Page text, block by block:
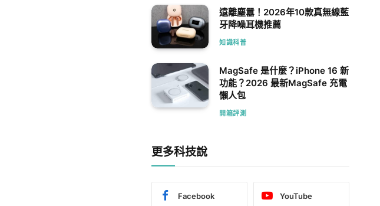
遠離塵囂！2026年10款真無線藍
牙降噪耳機推薦
知識科普
MagSafe 是什麼？iPhone 16 新
功能？2026 最新MagSafe 充電
懶人包
開箱評測
更多科技說
Facebook YouTube